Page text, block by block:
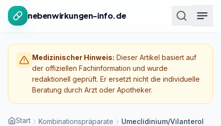
Zum Inhalt springen
nebenwirkungen-info.de
Medizinischer Hinweis: Dieser Artikel basiert auf
der offiziellen Fachinformation und wurde
redaktionell geprüft. Er ersetzt nicht die individuelle
Beratung durch Arzt oder Apotheker.
Start Kombinationspräparate Umeclidinium/Vilanterol